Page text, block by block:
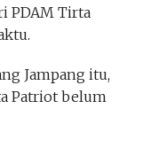
PDAM Tirta
Jampang itu,
Patriot belum